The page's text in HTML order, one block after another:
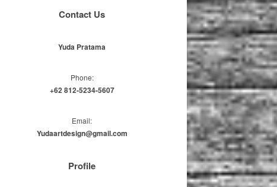
Contact Us
Yuda Pratama
Phone:
+62 812-5234-5607
Email:
Yudaartdesign@gmail.com
Profile